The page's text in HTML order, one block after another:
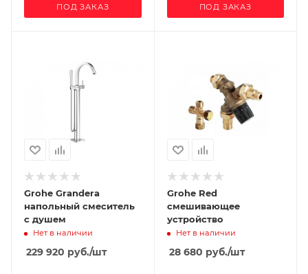
ПОД ЗАКАЗ ПОД ЗАКАЗ
Grohe Grandera
напольный смеситель
с душем
Нет в наличии
229 920 руб./шт
Grohe Red
смешивающее
устройство
Нет в наличии
28 680 руб./шт